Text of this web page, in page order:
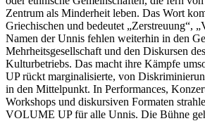
Zentrum als Minderheit leben. Das Wort
Griechischen und bedeutet „Zerstreuung“,
Namen der Unnis fehlen weiterhin in den
Mehrheitsgesellschaft und den Diskursen
Kulturbetriebs. Das macht ihre Kämpfe
UP rückt marginalisierte, von
in den Mittelpunkt. In Performances,
Workshops und diskursiven Formaten
VOLUME UP für alle Unnis. Die Bühne